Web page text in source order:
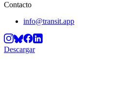
Contacto
info@transit.app
Descargar